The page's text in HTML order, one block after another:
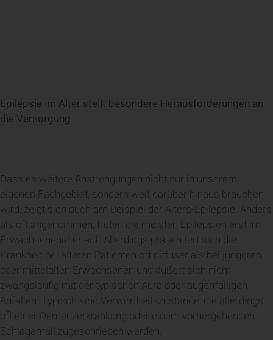
Epilepsie im Alter stellt besondere Herausforderungen an
die Versorgung
Dass es weitere Anstrengungen nicht nur in unserem
eigenen Fachgebiet, sondern weit darüber hinaus brauchen
wird, zeigt sich auch am Beispiel der Alters-Epilepsie. Anders
als oft angenommen, treten die meisten Epilepsien erst im
Erwachsenenalter auf. Allerdings präsentiert sich die
Krankheit bei älteren Patienten oft diffuser als bei jüngeren
oder mittelalten Erwachsenen und äußert sich nicht
zwangsläufig mit der typischen Aura oder augenfälligen
Anfällen. Typisch sind Verwirrtheitszustände, die allerdings
oft einer Demenzerkrankung oder einem vorhergehenden
Schlaganfall zugeschrieben werden.